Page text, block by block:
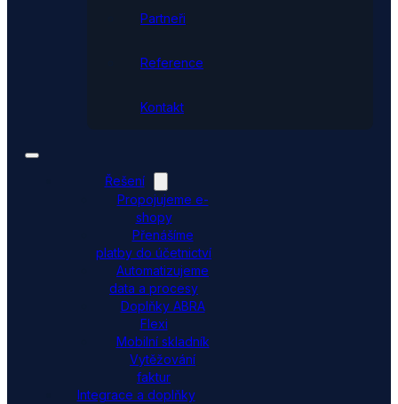
Partneři
Reference
Kontakt
Řešení
Propojujeme e-
shopy
Přenášíme
platby do účetnictví
Automatizujeme
data a procesy
Doplňky ABRA
Flexi
Mobilní skladník
Vytěžování
faktur
Integrace a doplňky